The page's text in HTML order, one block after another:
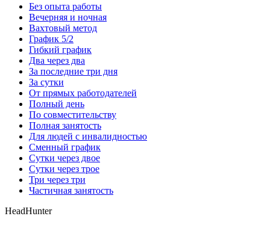
Без опыта работы
Вечерняя и ночная
Вахтовый метод
График 5/2
Гибкий график
Два через два
За последние три дня
За сутки
От прямых работодателей
Полный день
По совместительству
Полная занятость
Для людей с инвалидностью
Сменный график
Сутки через двое
Сутки через трое
Три через три
Частичная занятость
HeadHunter